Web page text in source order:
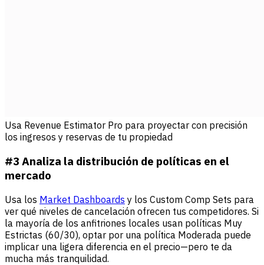
Usa Revenue Estimator Pro para proyectar con precisión
los ingresos y reservas de tu propiedad
#3 Analiza la distribución de políticas en el
mercado
Usa los Market Dashboards y los Custom Comp Sets para
ver qué niveles de cancelación ofrecen tus competidores. Si
la mayoría de los anfitriones locales usan políticas Muy
Estrictas (60/30), optar por una política Moderada puede
implicar una ligera diferencia en el precio—pero te da
mucha más tranquilidad.